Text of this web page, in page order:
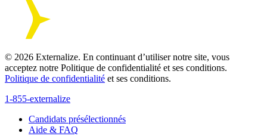
© 2026 Externalize. En continuant d’utiliser notre site, vous
acceptez notre Politique de confidentialité et ses conditions.
Politique de confidentialité et ses conditions.
1-855-externalize
Candidats présélectionnés
Aide & FAQ